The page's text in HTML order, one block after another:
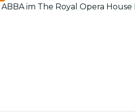
im The Royal Opera House